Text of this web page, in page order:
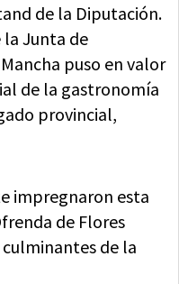
de la Diputación.
Junta de
puso en valor
de la gastronomía
provincial,
impregnaron esta
de Flores
de la